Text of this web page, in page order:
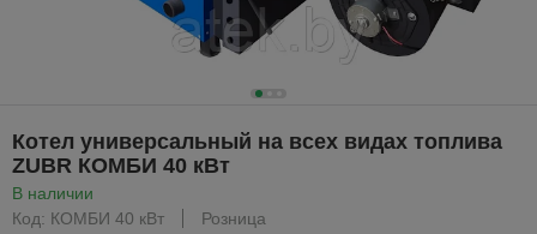
Котел универсальный на всех видах топлива
ZUBR КОМБИ 40 кВт
В наличии
Код: КОМБИ 40 кВт
Розница